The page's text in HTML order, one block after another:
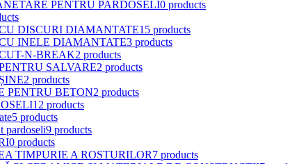
PENTRU PARDOSELI0 products
DISCURI DIAMANTATE15 products
INELE DIAMANTATE3 products
N-BREAK2 products
SALVARE2 products
2 products
PENTRU BETON2 products
12 products
5 products
pardoseli9 products
0 products
TIMPURIE A ROSTURILOR7 products